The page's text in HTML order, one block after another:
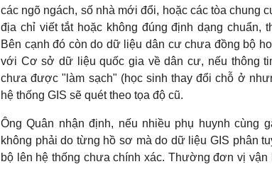
các ngõ ngách, số nhà mới đổi, hoặc các tòa chung
địa chỉ viết tắt hoặc không đúng định dạng chuẩn,
Bên cạnh đó còn do dữ liệu dân cư chưa đồng bộ
với Cơ sở dữ liệu quốc gia về dân cư, nếu thông
chưa được "làm sạch" (học sinh thay đổi chỗ ở
hệ thống GIS sẽ quét theo tọa độ cũ.
Ông Quân nhận định, nếu nhiều phụ huynh cùng
không phải do từng hồ sơ mà do dữ liệu GIS phân
bộ lên hệ thống chưa chính xác. Thường đơn vị